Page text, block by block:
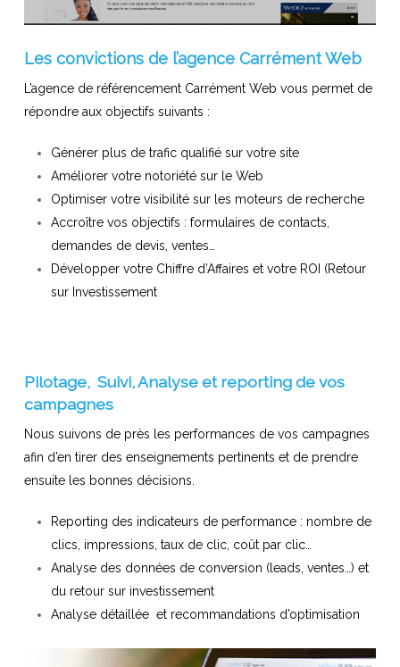
Les convictions de l’agence Carrément Web
L’agence de référencement Carrément Web vous permet de
répondre aux objectifs suivants :
Générer plus de trafic qualifié sur votre site
Améliorer votre notoriété sur le Web
Optimiser votre visibilité sur les moteurs de recherche
Accroître vos objectifs : formulaires de contacts,
demandes de devis, ventes…
Développer votre Chiffre d’Affaires et votre ROI (Retour
sur Investissement
Pilotage, Suivi, Analyse et reporting de vos
campagnes
Nous suivons de près les performances de vos campagnes
afin d’en tirer des enseignements pertinents et de prendre
ensuite les bonnes décisions.
Reporting des indicateurs de performance : nombre de
clics, impressions, taux de clic, coût par clic…
Analyse des données de conversion (leads, ventes…) et
du retour sur investissement
Analyse détaillée et recommandations d’optimisation